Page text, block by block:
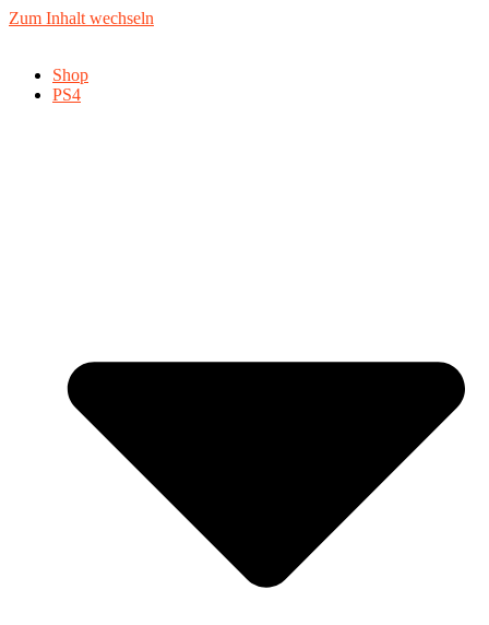
Zum Inhalt wechseln
Shop
PS4